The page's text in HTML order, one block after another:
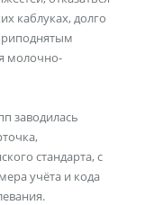
каблуках, долго
молочно-
заводилась
стандарта, с
учёта и кода